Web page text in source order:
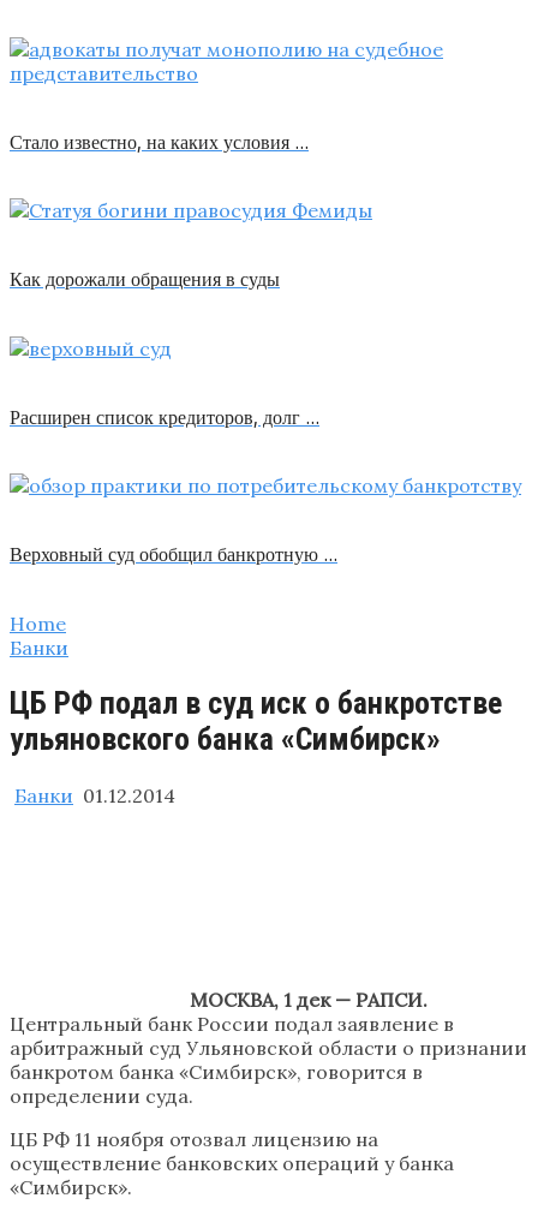
Стало известно, на каких условия …
Как дорожали обращения в суды
Расширен список кредиторов, долг …
Верховный суд обобщил банкротную …
Home
Банки
ЦБ РФ подал в суд иск о банкротстве
ульяновского банка «Симбирск»
Банки 01.12.2014
МОСКВА, 1 дек — РАПСИ.
Центральный банк России подал заявление в
арбитражный суд Ульяновской области о признании
банкротом банка «Симбирск», говорится в
определении суда.
ЦБ РФ 11 ноября отозвал лицензию на
осуществление банковских операций у банка
«Симбирск».